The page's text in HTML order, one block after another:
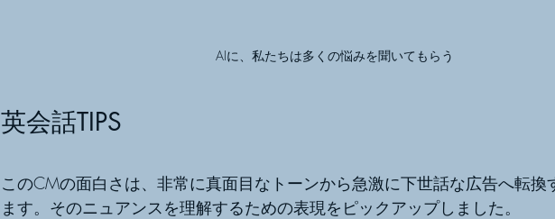
AIに、私たちは多くの悩みを聞いてもらう
英会話TIPS
このCMの面白さは、非常に真面目なトーンから急激に下世話な広告へ転換
ます。そのニュアンスを理解するための表現をピックアップしました。